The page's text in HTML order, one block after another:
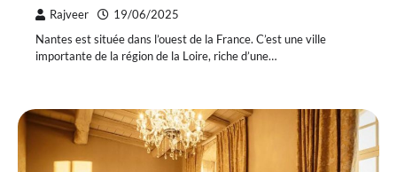
Rajveer 19/06/2025
Nantes est située dans l’ouest de la France. C’est une ville
importante de la région de la Loire, riche d’une…